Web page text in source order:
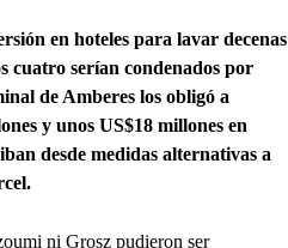
en hoteles para lavar decenas
cuatro serían condenados por
de Amberes los obligó a
y unos US$18 millones en
desde medidas alternativas a
ni Grosz pudieron ser